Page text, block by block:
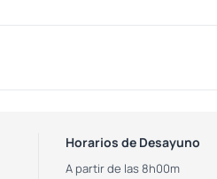
Horarios de Desayuno
A partir de las 8h00m